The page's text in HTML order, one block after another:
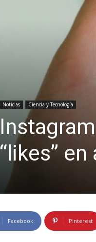
Noticias Ciencia y Tecnología
“likes”
Facebook Pinterest